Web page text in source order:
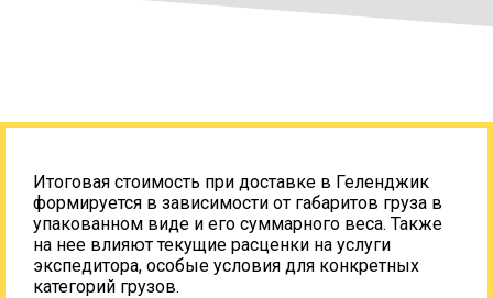
Итоговая стоимость при доставке в Геленджик
формируется в зависимости от габаритов груза в
упакованном виде и его суммарного веса. Также
на нее влияют текущие расценки на услуги
экспедитора, особые условия для конкретных
категорий грузов.